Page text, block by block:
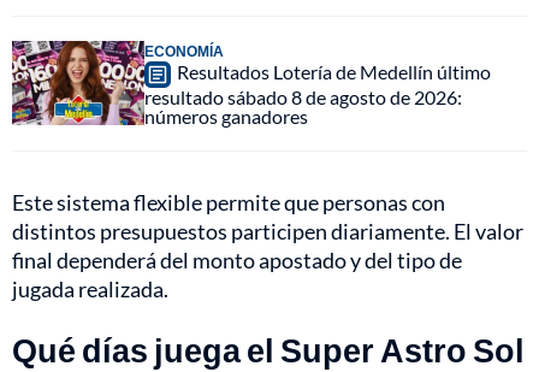
ECONOMÍA
Resultados Lotería de Medellín último
resultado sábado 8 de agosto de 2026:
números ganadores
Este sistema flexible permite que personas con
distintos presupuestos participen diariamente. El valor
final dependerá del monto apostado y del tipo de
jugada realizada.
Qué días juega el Super Astro Sol